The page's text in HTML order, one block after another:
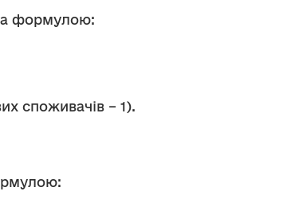
формулою:
споживачів – 1).
: